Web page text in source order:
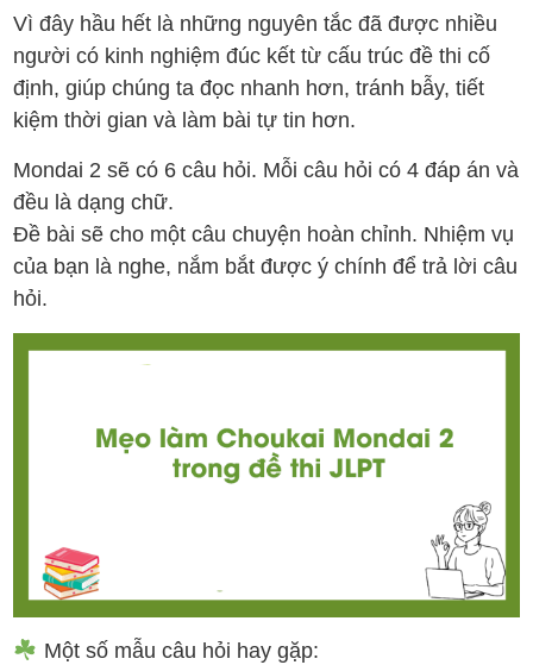
Vì đây hầu hết là những nguyên tắc đã được nhiều
người có kinh nghiệm đúc kết từ cấu trúc đề thi cố
định, giúp chúng ta đọc nhanh hơn, tránh bẫy, tiết
kiệm thời gian và làm bài tự tin hơn.
Mondai 2 sẽ có 6 câu hỏi. Mỗi câu hỏi có 4 đáp án và
đều là dạng chữ.
Đề bài sẽ cho một câu chuyện hoàn chỉnh. Nhiệm vụ
của bạn là nghe, nắm bắt được ý chính để trả lời câu
hỏi.
Một số mẫu câu hỏi hay gặp: